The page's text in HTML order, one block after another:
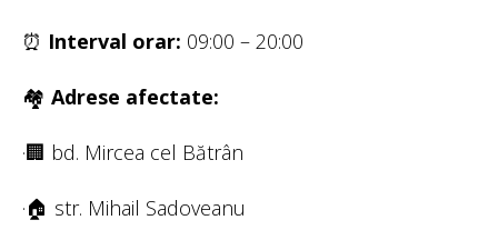
⏰ Interval orar: 09:00 – 20:00
🏘️ Adrese afectate:
·🏢 bd. Mircea cel Bătrân
·🏠 str. Mihail Sadoveanu